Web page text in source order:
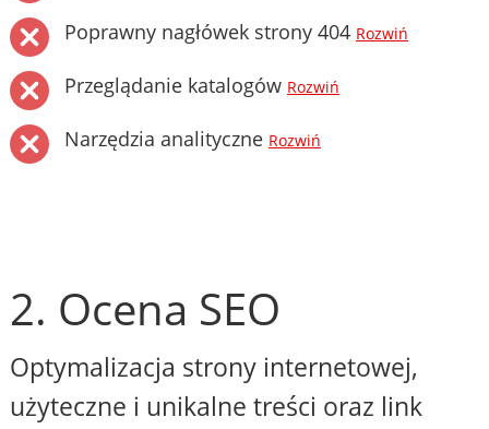
Poprawny nagłówek strony 404 Rozwiń
Przeglądanie katalogów Rozwiń
Narzędzia analityczne Rozwiń
2. Ocena SEO
Optymalizacja strony internetowej,
użyteczne i unikalne treści oraz link